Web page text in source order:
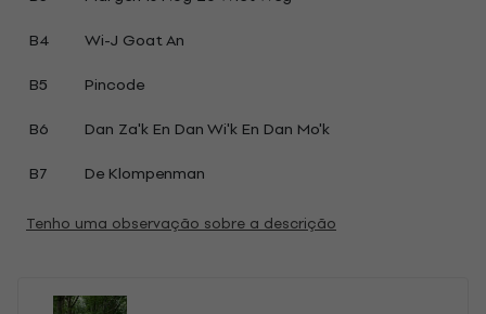
B4
Wi-J Goat An
B5
Pincode
B6
Dan Za'k En Dan Wi'k En Dan Mo'k
B7
De Klompenman
Tenho uma observação sobre a descrição